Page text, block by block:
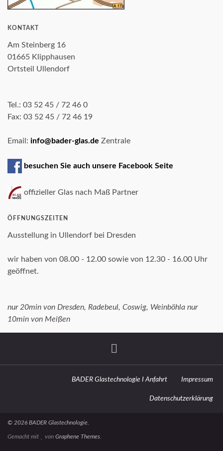
KONTAKT
Am Steinberg 16
01665 Klipphausen
Ortsteil Ullendorf
Tel.: 03 52 45 / 72 46 0
Fax: 03 52 45 / 72 46 19
Email: info@bader-glas.de Zentrale
besuchen Sie auch unsere Facebook Seite
offizieller Glas nach Maß Partner
ÖFFNUNGSZEITEN
Ausstellung in Ullendorf bei Dresden
wir haben von 08.00 - 12.00 sowie von 12.30 - 16.00 Uhr
geöffnet.
nur 20min von Dresden, Radebeul, Coswig, Weinböhla nur
10min von Meißen
BADER Glastechnologie I Anfahrt Impressum
Datenschutzerklärung
© 2026 BADER Glastechnologie.
Gemacht mit vonGraphene Themes